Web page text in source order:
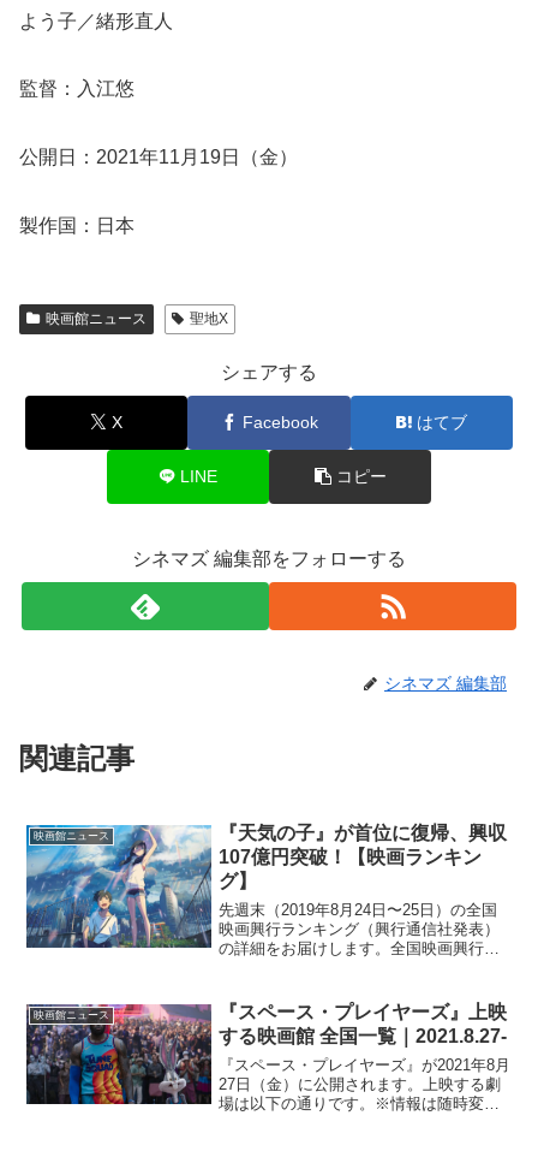
よう子／緒形直人
監督：入江悠
公開日：2021年11月19日（金）
製作国：日本
映画館ニュース 聖地X
シェアする
X Facebook はてブ
LINE コピー
シネマズ 編集部をフォローする
シネマズ 編集部
関連記事
映画館ニュース
『天気の子』が首位に復帰、興収
107億円突破！【映画ランキン
グ】
先週末（2019年8月24日〜25日）の全国
映画興行ランキング（興行通信社発表）
の詳細をお届けします。全国映画興行ラ
場版おっさんずラブ －ＬＯＶＥ ｏｒ Ｄ
ＥＡＤ...
映画館ニュース
『スペース・プレイヤーズ』上映
する映画館 全国一覧｜2021.8.27-
『スペース・プレイヤーズ』が2021年8月
27日（金）に公開されます。上映する劇
場は以下の通りです。※情報は随時変わ